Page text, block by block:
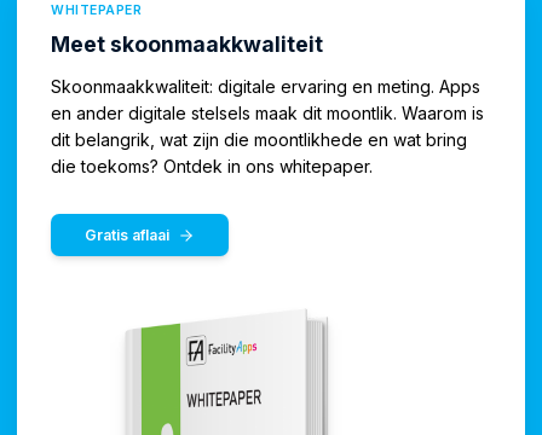
WHITEPAPER
Meet skoonmaakkwaliteit
Skoonmaakkwaliteit: digitale ervaring en meting. Apps
en ander digitale stelsels maak dit moontlik. Waarom is
dit belangrik, wat zijn die moontlikhede en wat bring
die toekoms? Ontdek in ons whitepaper.
Gratis aflaai